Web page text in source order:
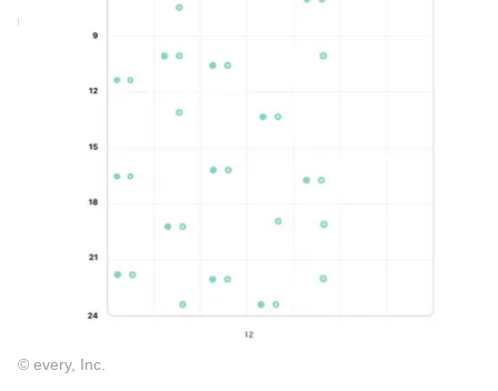
© every, Inc.